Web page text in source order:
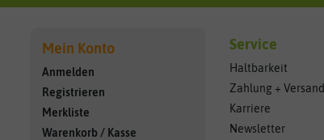
Mein Konto
Anmelden
Registrieren
Merkliste
Warenkorb / Kasse
Service
Haltbarkeit
Zahlung + Versand
Karriere
Newsletter